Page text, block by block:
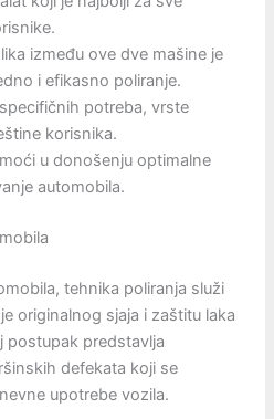
između ove dve mašine je
i efikasno poliranje.
potreba, vrste
korisnika.
u donošenju optimalne
automobila.
tehnika poliranja služi
originalnog sjaja i zaštitu laka
postupak predstavlja
defekata koji se
upotrebe vozila.